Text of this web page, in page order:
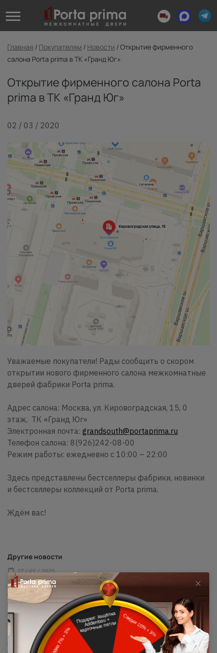
Главная / Покупателям / Новости /Открытие фирменного
салона Porta prima в ТК «Гранд Юг»
Открытие фирменного салона Porta
prima в ТК «Гранд Юг»
02 / 03 / 2020
Уважаемые покупатели! Рады сообщить о скором
открытии нового фирменного салона межкомнатные
дверей фабрики Porta prima.
Адрес салона: Москва, ул. Кировоградская, 15, 0
этаж, ТК «Гранд Юг»
Электронная почта: grandsouth@portaprima.ru
Телефон салона: 8(926)242-08-00
Режим работы: ежедневно с 10:00 – 22:00
Здесь представлены бестселлеры фабрики, новинки
и бестселлеры коллекций от Porta prima.
Ждём вас!
Другие новости
27 / 01 / 2025
Бесплатный монтаж: победитель делится
впечатлениями!
Мы вновь провели розыгрыш бесплатного монтажа для наших
клиентов 6 января 2025 года.
25 / 12 / 2024
Подарок от Porta prima: профессиональный
монтаж